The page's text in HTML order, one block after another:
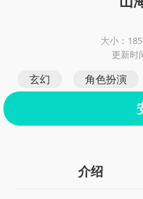
大小：
更新时
玄幻 角色扮演
介绍